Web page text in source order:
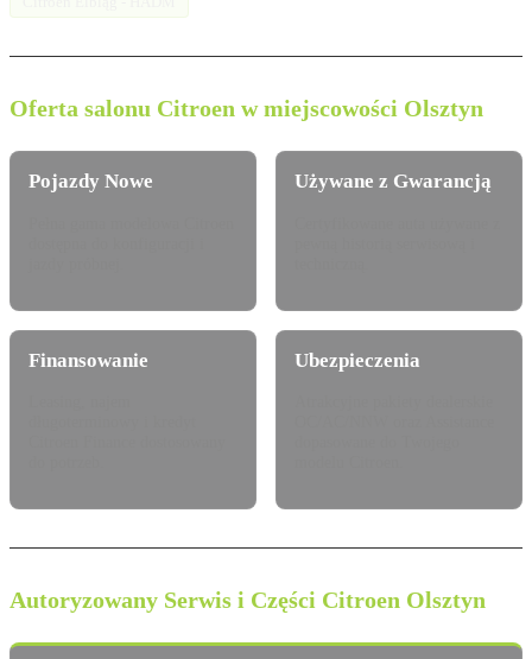
Oferta salonu Citroen w miejscowości Olsztyn
Pojazdy Nowe Używane z Gwarancją
Finansowanie Ubezpieczenia
Autoryzowany Serwis i Części Citroen Olsztyn